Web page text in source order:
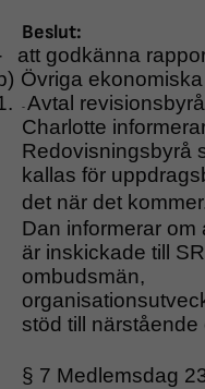
Beslut:
att godkänna
Övriga
- Avtal revisionsbyrå
Charlotte
Redovisningsbyrå
kallas för
det när det
Dan informerar
är inskickade till
ombudsmän,
stöd till närstående
§ 7 Medlemsdag